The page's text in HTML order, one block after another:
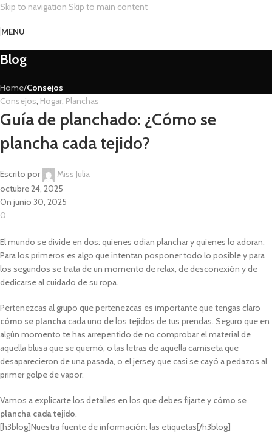
Skip to navigation Skip to main content
MENU
Blog
Home/Consejos
Consejos, Hogar, Planchas
Guía de planchado: ¿Cómo se
plancha cada tejido?
Escrito por
Miss Julia
octubre 24, 2025
On junio 30, 2025
0
El mundo se divide en dos: quienes odian planchar y quienes lo adoran.
Para los primeros es algo que intentan posponer todo lo posible y para
los segundos se trata de un momento de relax, de desconexión y de
dedicarse al cuidado de su ropa.
Pertenezcas al grupo que pertenezcas es importante que tengas claro
cómo se plancha cada uno de los tejidos de tus prendas. Seguro que en
algún momento te has arrepentido de no comprobar el material de
aquella blusa que se quemó, o las letras de aquella camiseta que
desaparecieron de una pasada, o el jersey que casi se cayó a pedazos al
primer golpe de vapor.
Vamos a explicarte los detalles en los que debes fijarte y cómo se
plancha cada tejido
[h3blog]Nuestra fuente de información: las etiquetas[/h3blog]